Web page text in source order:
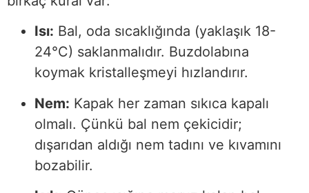
Isı: Bal, oda sıcaklığında (yaklaşık 18-
24°C) saklanmalıdır. Buzdolabına
koymak kristalleşmeyi hızlandırır.
Nem: Kapak her zaman sıkıca kapalı
olmalı. Çünkü bal nem çekicidir;
dışarıdan aldığı nem tadını ve kıvamını
bozabilir.